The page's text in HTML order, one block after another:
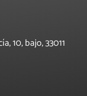
10, bajo, 33011